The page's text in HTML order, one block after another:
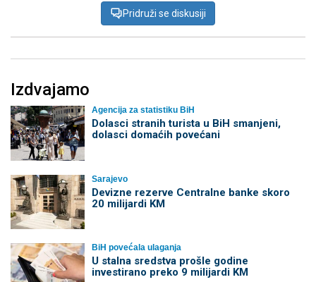
Pridruži se diskusiji
Izdvajamo
Agencija za statistiku BiH
Dolasci stranih turista u BiH smanjeni,
dolasci domaćih povećani
Sarajevo
Devizne rezerve Centralne banke skoro
20 milijardi KM
BiH povećala ulaganja
U stalna sredstva prošle godine
investirano preko 9 milijardi KM